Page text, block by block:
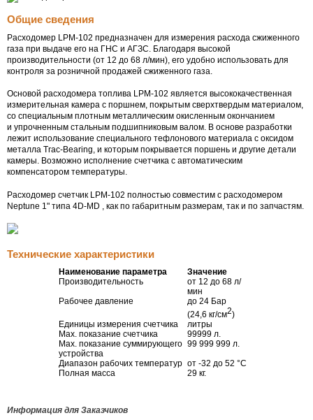
Общие сведения
Расходомер LPM-102 предназначен для измерения расхода сжиженного
газа при выдаче его на ГНС и АГЗС. Благодаря высокой
производительности (от 12 до 68 л/мин), его удобно использовать для
контроля за розничной продажей сжиженного газа.
Основой расходомера топлива LPM-102 является высококачественная
измерительная камера с поршнем, покрытым сверхтвердым материалом,
со специальным плотным металлическим окисленным окончанием
и упрочненным стальным подшипниковым валом. В основе разработки
лежит использование специального тефлонового материала с оксидом
металла Trac-Bearing, и которым покрывается поршень и другие детали
камеры. Возможно исполнение счетчика с автоматическим
компенсатором температуры.
Расходомер счетчик LPM-102 полностью совместим с расходомером
Neptune 1" типа 4D-MD , как по габаритным размерам, так и по запчастям.
Технические характеристики
Наименование параметра
Значение
Производительность
от 12 до 68 л/
мин
Рабочее давление
до 24 Бар
(24,6 кг/см2)
Единицы измерения счетчика
литры
Мах. показание счетчика
99999 л.
Мах. показание суммирующего
устройства
99 999 999 л.
Диапазон рабочих температур от -32 до 52 °С
Полная масса
29 кг.
Информация для Заказчиков